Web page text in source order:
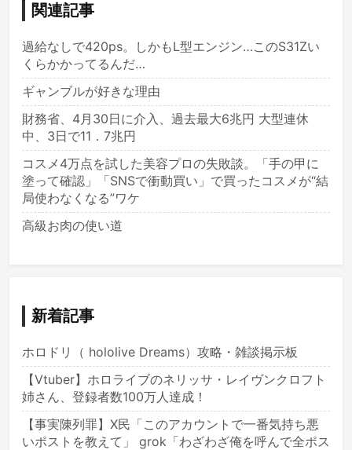
関連記事
過給なしで420ps。しかもL型エンジン…このS31Zい
くらかかってるんだ…
ギャンブルが好きな理由
財務省、4月30日に介入、過去最大6兆円 大型連休
中、3日で11．7兆円
コスメ4万点を試した美容プロの失敗談。「手の甲に
塗って確認」「SNSで衝動買い」で買ったコスメが“結
局使わなくなる”ワケ
高級お肉の使い道
新着記事
ホロドリ（ hololive Dreams）攻略・雑談掲示板
【Vtuber】ホロライブのネリッサ・レイヴンクロフト
姉さん、登録者数100万人達成！
【事実陳列罪】X民「このアカウントで一番気持ち悪
いポストを教えて」 grok「わざわざ俺を呼んで全ポス